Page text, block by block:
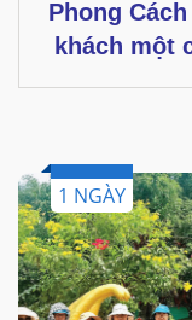
Phong
khách một
1 NGÀY